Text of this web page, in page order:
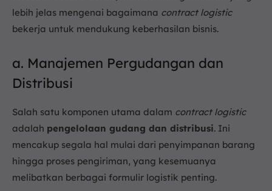
lebih jelas mengenai bagaimana contract logistic
bekerja untuk mendukung keberhasilan bisnis.
a. Manajemen Pergudangan dan
Distribusi
Salah satu komponen utama dalam contract logistic
adalah pengelolaan gudang dan distribusi. Ini
mencakup segala hal mulai dari penyimpanan barang
hingga proses pengiriman, yang kesemuanya
melibatkan berbagai formulir logistik penting.